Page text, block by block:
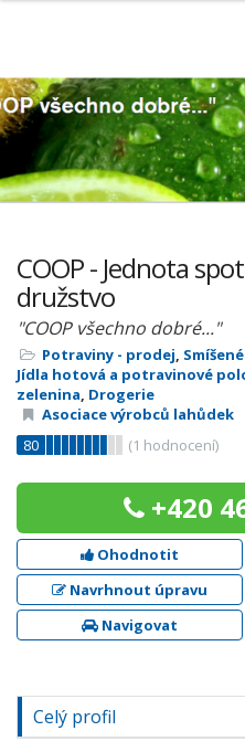
COOP - Jednota
družstvo
"COOP všechno dobré..."
Potraviny - prodej,
Jídla hotová a potravinové
zelenina, Drogerie
Asociace výrobců lahůdek
80
(1 hodnocení)
+420
Ohodnotit
Navrhnout úpravu
Navigovat
Celý profil